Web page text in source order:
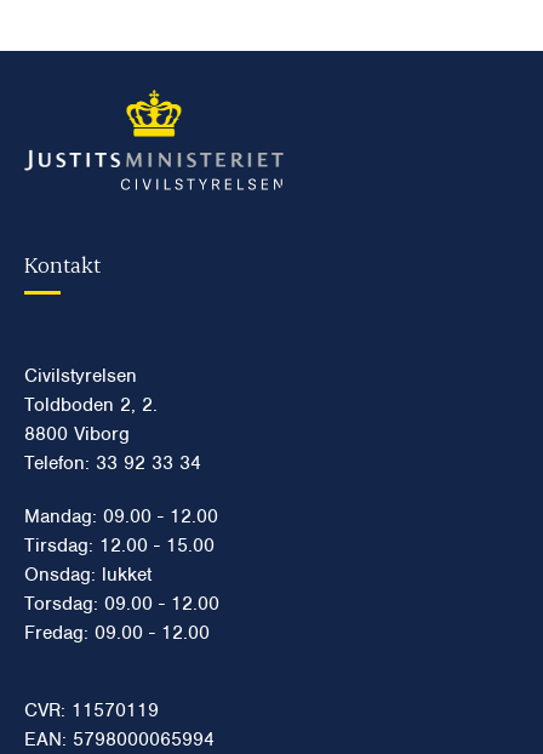
Kontakt
Civilstyrelsen
Toldboden 2, 2.
8800 Viborg
Telefon: 33 92 33 34
Mandag: 09.00 - 12.00
Tirsdag: 12.00 - 15.00
Onsdag: lukket
Torsdag: 09.00 - 12.00
Fredag: 09.00 - 12.00
CVR: 11570119
EAN: 5798000065994